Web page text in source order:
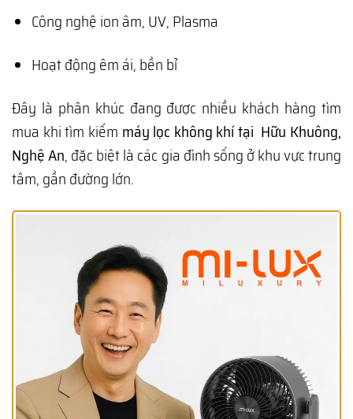
Công nghệ ion âm, UV, Plasma
Hoạt động êm ái, bền bỉ
Đây là phân khúc đang được nhiều khách hàng tìm
mua khi tìm kiếm máy lọc không khí tại Hữu Khuông,
Nghệ An, đặc biệt là các gia đình sống ở khu vực trung
tâm, gần đường lớn.